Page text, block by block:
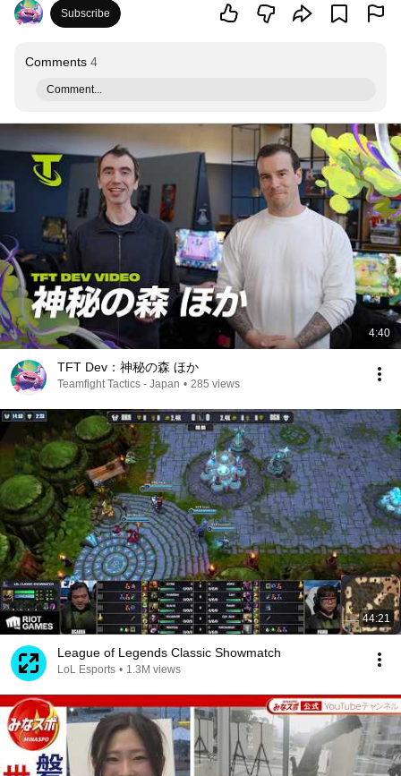
Subscribe
Comments 4
Comment...
4:40
TFT Dev：神秘の森 ほか
Teamfight Tactics - Japan • 285 views
44:21
League of Legends Classic Showmatch
LoL Esports • 1.3M views